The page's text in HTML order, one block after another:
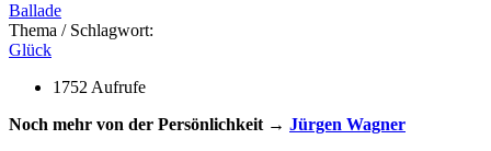
Ballade
Thema / Schlagwort:
Glück
1752 Aufrufe
Noch mehr von der Persönlichkeit → Jürgen Wagner